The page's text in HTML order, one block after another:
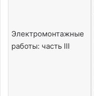
Электромонтажные
работы: часть III